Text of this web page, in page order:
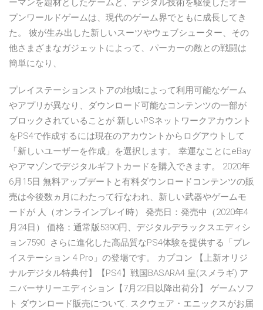
ーマンを題材としたゲームと、デジタル技術を駆使したオー
プンワールドゲームは、現代のゲーム界でともに成長してき
た。 彼が生み出した新しいスーツやウェブシューター、その
他さまざまなガジェットによって、パーカーの敵との戦闘は
簡単になり、
プレイステーションストアの地域によって利用可能なゲーム
やアプリが異なり、ダウンロード可能なコンテンツの一部が
ブロックされていることが 新しいPSネットワークアカウント
をPS4で作成するには現在のアカウントからログアウトして
「新しいユーザーを作成」を選択します。 幸運なことにeBay
やアマゾンでデジタルギフトカードを購入できます。 2020年
6月15日 無料アップデートと有料ダウンロードコンテンツの販
売は今後数ヵ月にわたって行なわれ、新しい武器やゲームモ
ードが 人（オンラインプレイ時） 発売日：発売中（2020年4
月24日） 価格：通常版5390円、デジタルデラックスエディシ
ョン7590 さらに進化した高品質なPS4体験を提供する「プレ
イステーション 4 Pro」の登場です。 カプコン 【上新オリジ
ナルデジタル特典付】【PS4】戦国BASARA4 皇(スメラギ) ア
ニバーサリーエディション【7月22日以降出荷分】 ゲームソフ
ト ダウンロード販売について. スクウェア・エニックスがお届